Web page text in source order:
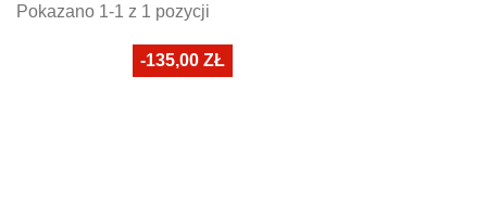
Pokazano 1-1 z 1 pozycji
-135,00 ZŁ